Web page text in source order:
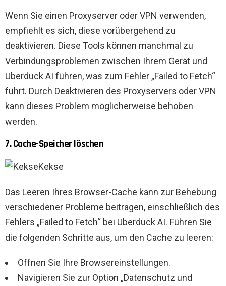
Wenn Sie einen Proxyserver oder VPN verwenden,
empfiehlt es sich, diese vorübergehend zu
deaktivieren. Diese Tools können manchmal zu
Verbindungsproblemen zwischen Ihrem Gerät und
Uberduck AI führen, was zum Fehler „Failed to Fetch“
führt. Durch Deaktivieren des Proxyservers oder VPN
kann dieses Problem möglicherweise behoben
werden.
7. Cache-Speicher löschen
Kekse
Das Leeren Ihres Browser-Cache kann zur Behebung
verschiedener Probleme beitragen, einschließlich des
Fehlers „Failed to Fetch“ bei Uberduck AI. Führen Sie
die folgenden Schritte aus, um den Cache zu leeren:
Öffnen Sie Ihre Browsereinstellungen.
Navigieren Sie zur Option „Datenschutz und